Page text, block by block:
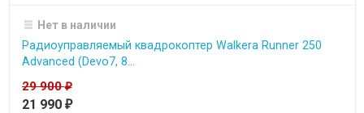
Нет в наличии
Радиоуправляемый квадрокоптер Walkera Runner 250
Advanced (Devo7, 8...
29 900₽
21 990 ₽